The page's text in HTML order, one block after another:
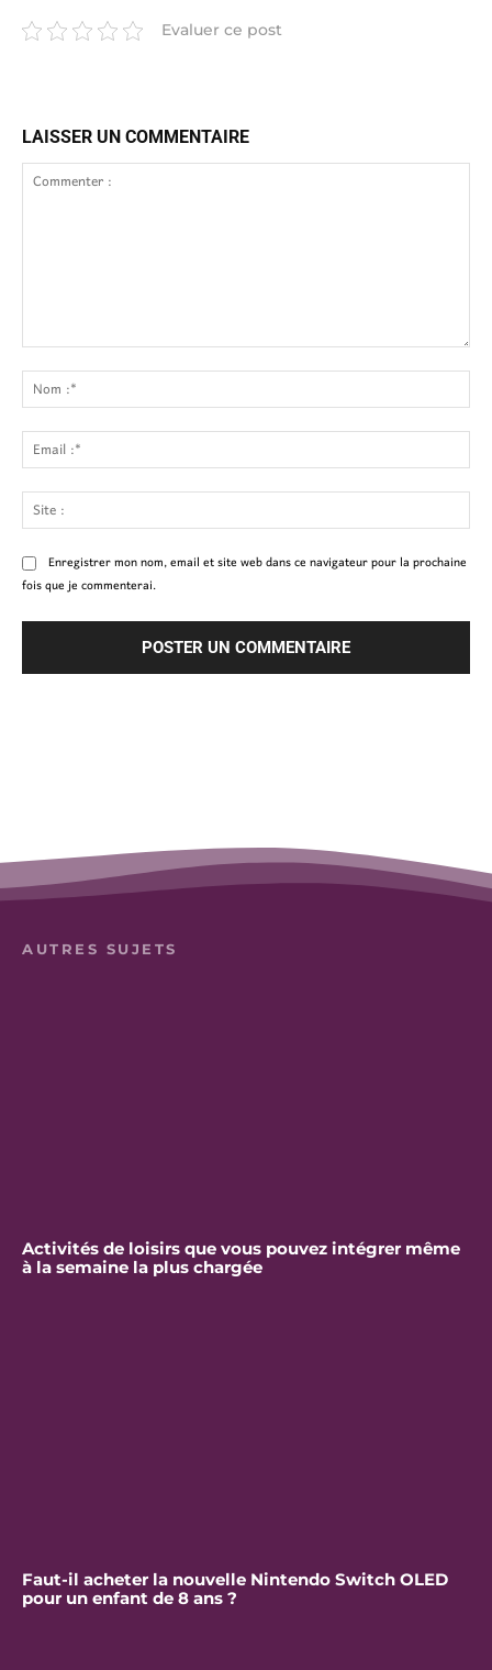
Evaluer ce post
LAISSER UN COMMENTAIRE
:
:*
:*
:
Enregistrer mon nom, email et site web dans ce navigateur pour la prochaine
fois que je commenterai.
AUTRES SUJETS
Activités de loisirs que vous pouvez intégrer même
à la semaine la plus chargée
Faut-il acheter la nouvelle Nintendo Switch OLED
pour un enfant de 8 ans ?